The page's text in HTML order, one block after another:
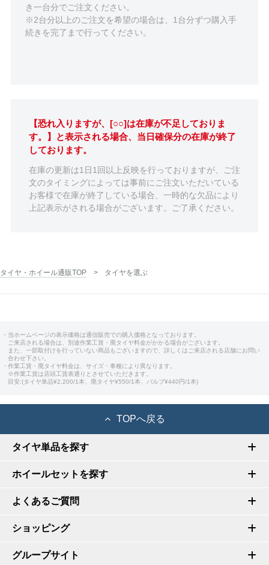
き一台分でご注文ください。
※2台分以上のご注文を希望の場合は、1台分ずつ購入手
続きを完了まで行ってください。
【恐れ入りますが、[○○]は在庫が不足しておりま
す。】と表示される場合、当日確保分の在庫が終了
しております。
在庫の更新は1日1回以上反映を行っておりますが、ご注
文のタイミングによっては事前にご注文いただいている
お客様で在庫が終了している場合、一時的な欠品により
上記表示がされる場合がございます。ご了承ください。
タイヤ・ホイール通販TOP タイヤを選ぶ
・当ホームページの表示価格は通信販売での購入価格となっております。
ご来店される場合は、別途作業工賃・廃タイヤ料金がかかる場合がございます。
また、一部取付けを行っていない商品もございますので、詳しくはご来店される店舗にお問い
合わせ下さい。
・作業工賃・廃タイヤ料金は、サイズ・車種により異なります。
※作業工賃は店頭工賃表通りとさせていただきます。
目安:(タイヤ単品¥2,200/1本、廃タイヤ¥550/1本、バルブ¥440円/1本)
TOPへ戻る
タイヤ単品を探す
ホイールセットを探す
よくあるご質問
ショッピング
グループサイト